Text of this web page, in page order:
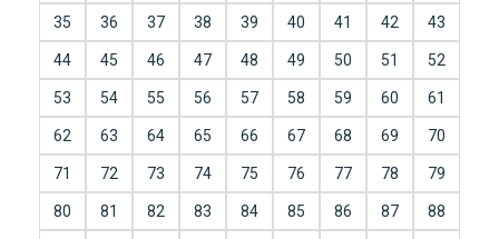
35 36 37 38 39 40 41 42 43
44 45 46 47 48 49 50 51 52
53 54 55 56 57 58 59 60 61
62 63 64 65 66 67 68 69 70
71 72 73 74 75 76 77 78 79
80 81 82 83 84 85 86 87 88